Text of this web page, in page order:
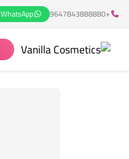
+9647843888880
WhatsApp